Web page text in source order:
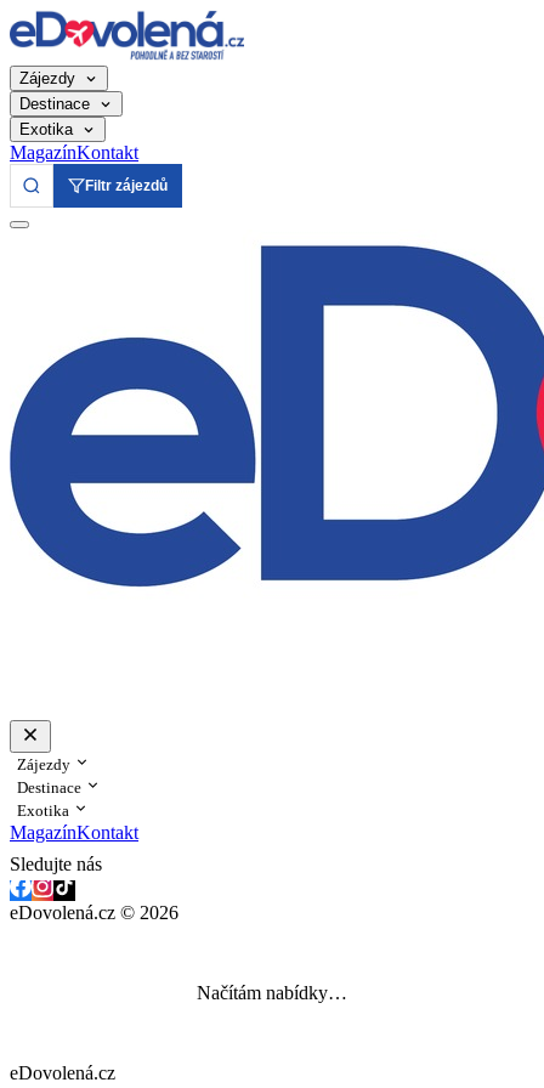
Zájezdy
Destinace
Exotika
MagazínKontakt
Filtr zájezdů
Zájezdy
Destinace
Exotika
MagazínKontakt
Sledujte nás
eDovolená.cz © 2026
Načítám nabídky…
eDovolená.cz